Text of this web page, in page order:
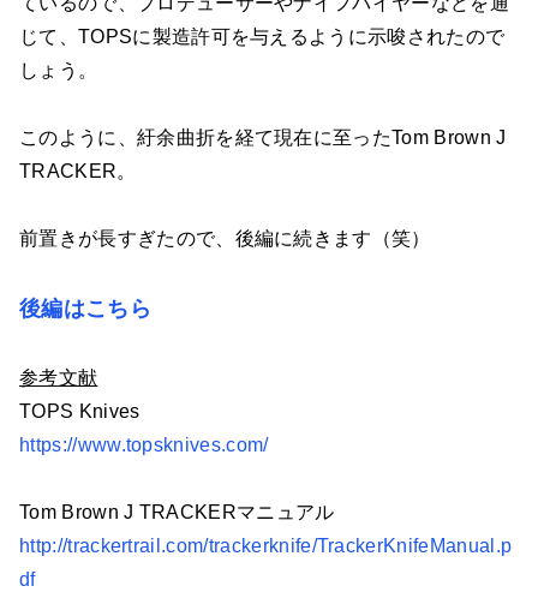
じて、TOPSに製造許可を与えるように示唆されたので
しょう。
このように、紆余曲折を経て現在に至ったTom Brown J
TRACKER。
前置きが長すぎたので、後編に続きます（笑）
後編はこちら
参考文献
TOPS Knives
https://www.topsknives.com/
Tom Brown J TRACKERマニュアル
http://trackertrail.com/trackerknife/TrackerKnifeManual.p
df